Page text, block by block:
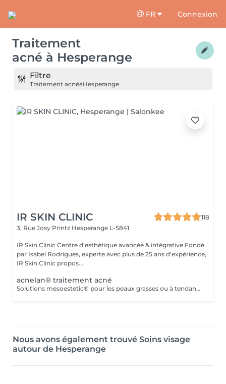
FR Connexion
Traitement
acné à Hesperange
Filtre
Traitement acnéàHesperange
IR SKIN CLINIC
118
3, Rue Josy Printz Hesperange L-5841
IR Skin Clinic Centre d'esthétique avancée & intégrative Fondé
par Isabel Rodrigues, experte avec plus de 25 ans d'expérience,
IR Skin Clinic propos...
acnelan® traitement acné
Solutions mesoestetic® pour les peaux grasses ou à tendance acnéique. Résultats dermatologiquement prouvés.Méthode professionnelle esthétique pour le traitement des peaux à tendance acnéique et séborrhéique. Nettoie en profondeur la peau des impuretés acnéiques, facilitant ainsi l'activité optimale de l'unité pilosébacée.
Nous avons également trouvé Soins visage
autour de Hesperange